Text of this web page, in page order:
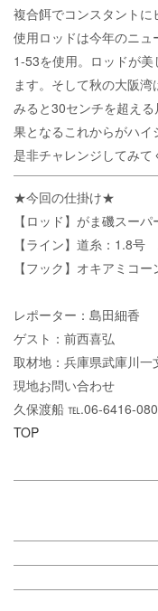
複合餌でコンスタントに
使用ロッドは今年のニュ
1-53を使用。ロッドが
ます。そして秋の大阪
みると30センチを超え
果となるこれからがハイ
是非チャレンジしてみて
★今回の仕掛け★
【ロッド】がま磯ス
【ライン】道糸：1.8
【フック】オキアミコ
レポーター：島田細香
ゲスト：前西喜弘
取材地：兵庫県武庫川一
現地お問い合わせ
久保渡船 ℡.06-6416-
TOP